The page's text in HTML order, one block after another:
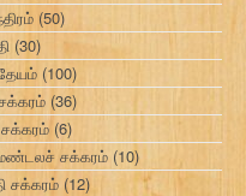
(50)
(30)
(100)
(36)
(6)
மண்டலச் சக்கரம் (10)
சக்கரம் (12)